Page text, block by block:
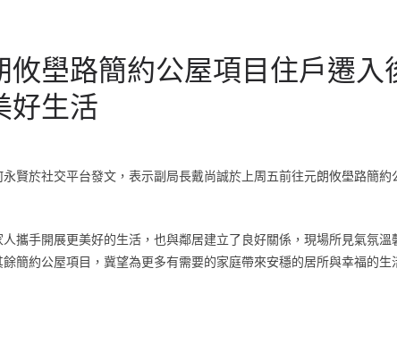
攸壆路簡約公屋項目住戶遷入
好生活
賢於社交平台發文，表示副局長戴尚誠於上周五前往元朗攸壆路簡約
攜手開展更美好的生活，也與鄰居建立了良好關係，現場所見氣氛溫
簡約公屋項目，冀望為更多有需要的家庭帶來安穩的居所與幸福的生